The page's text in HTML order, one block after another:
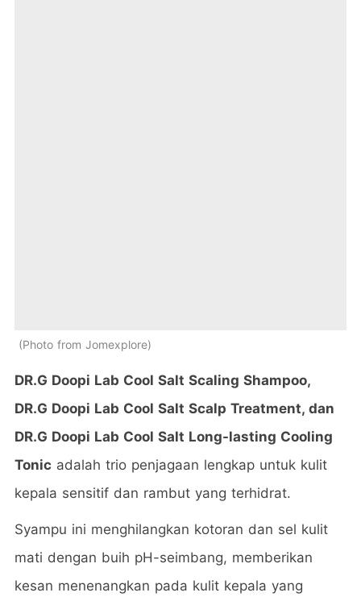
Photo from Jomexplore
DR.G Doopi Lab Cool Salt Scaling Shampoo,
DR.G Doopi Lab Cool Salt Scalp Treatment, dan
DR.G Doopi Lab Cool Salt Long-lasting Cooling
Tonic adalah trio penjagaan lengkap untuk kulit
kepala sensitif dan rambut yang terhidrat.
Syampu ini menghilangkan kotoran dan sel kulit
mati dengan buih pH-seimbang, memberikan
kesan menenangkan pada kulit kepala yang